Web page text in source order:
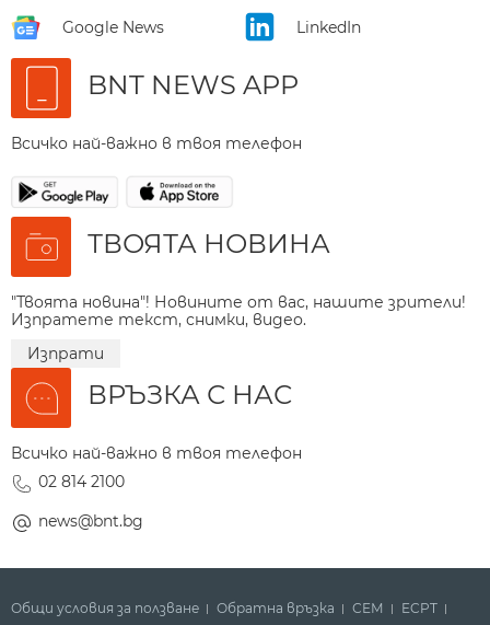
Google News LinkedIn
BNT NEWS APP
Всичко най-важно в твоя телефон
ТВОЯТА НОВИНА
"Твоята новина"! Новините от вас, нашите зрители!
Изпратете текст, снимки, видео.
Изпрати
ВРЪЗКА С НАС
Всичко най-важно в твоя телефон
02 814 2100
news@bnt.bg
Общи условия за ползване Обратна връзка СЕМ ECPT